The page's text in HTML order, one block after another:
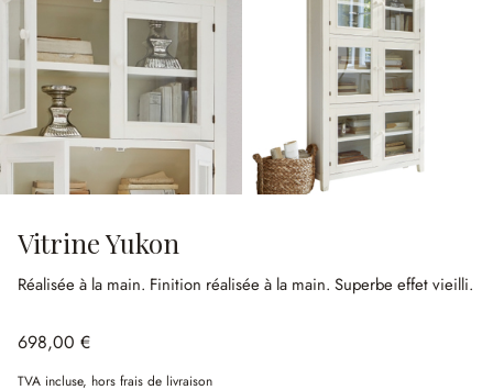
Vitrine Yukon
Réalisée à la main. Finition réalisée à la main. Superbe effet vieilli.
698,00 €
TVA incluse, hors frais de livraison